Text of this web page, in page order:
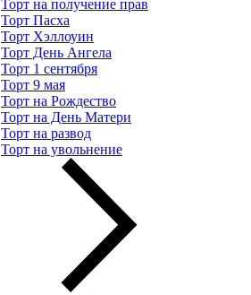
Торт на получение прав
Торт Пасха
Торт Хэллоуин
Торт День Ангела
Торт 1 сентября
Торт 9 мая
Торт на Рождество
Торт на День Матери
Торт на развод
Торт на увольнение